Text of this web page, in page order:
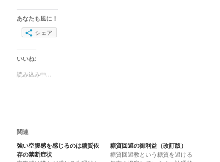
あなたも風に！
シェア
いいね:
読み込み中…
関連
強い空腹感を感じるのは糖質依
存の禁断症状
糖質回避の御利益（改訂版）
糖質回避教という糖質を避ける